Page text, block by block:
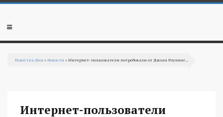
Перейти к основному содержанию
Мобильное
Повестка Дня »Новости » Интернет-пользователи потребовали от Джоан Роулинг...
Интернет-пользователи